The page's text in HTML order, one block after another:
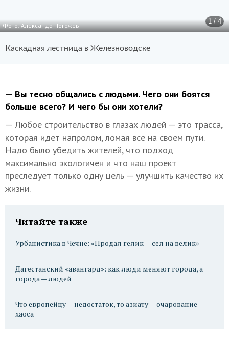
1 / 4
Фото: Александр Погожев
Каскадная лестница в Железноводске
— Вы тесно общались с людьми. Чего они боятся
больше всего? И чего бы они хотели?
— Любое строительство в глазах людей — это трасса,
которая идет напролом, ломая все на своем пути.
Надо было убедить жителей, что подход
максимально экологичен и что наш проект
преследует только одну цель — улучшить качество их
жизни.
Читайте также
Урбанистика в Чечне: «Продал гелик — сел на велик»
Дагестанский «авангард»: как люди меняют города, а
города — людей
Что европейцу — недостаток, то азиату — очарование
хаоса